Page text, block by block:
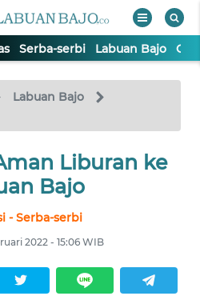
Serba-serbi Labuan Bajo
Labuan Bajo
Liburan ke
Bajo
- Serba-serbi
2022 - 15:06 WIB